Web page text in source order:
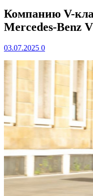
Компанию V-
Mercedes-Benz
03.07.2025 0